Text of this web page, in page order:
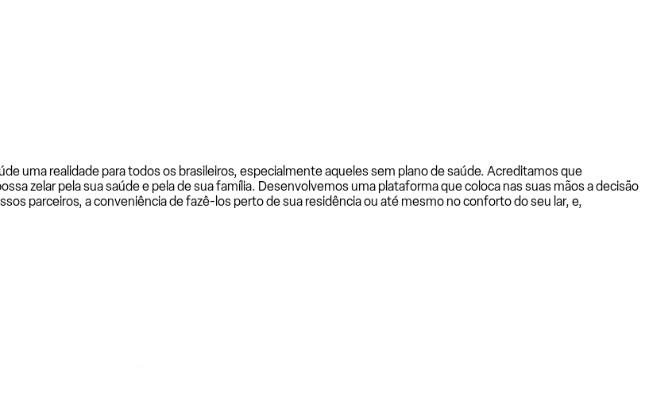
uma realidade para todos os brasileiros, especialmente aqueles sem plano de saúde. Acreditamos que
zelar pela sua saúde e pela de sua família. Desenvolvemos uma plataforma que coloca nas suas mãos a decisão
parceiros, a conveniência de fazê-los perto de sua residência ou até mesmo no conforto do seu lar, e,